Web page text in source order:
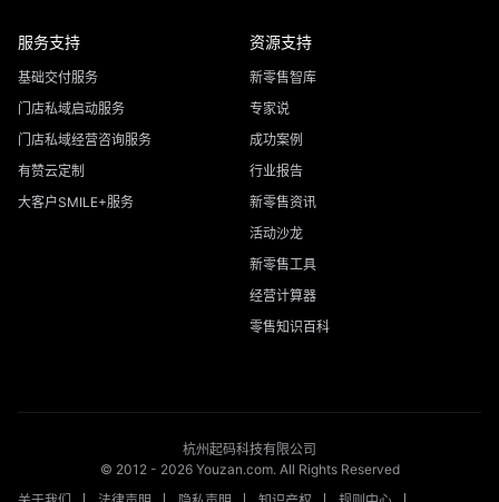
服务支持
基础交付服务
门店私域启动服务
门店私域经营咨询服务
有赞云定制
大客户SMILE+服务
资源支持
新零售智库
专家说
成功案例
行业报告
新零售资讯
活动沙龙
新零售工具
经营计算器
零售知识百科
杭州起码科技有限公司
© 2012 - 2026Youzan.com. All Rights Reserved